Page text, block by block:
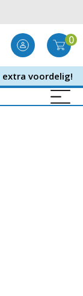
0
extra voordelig!